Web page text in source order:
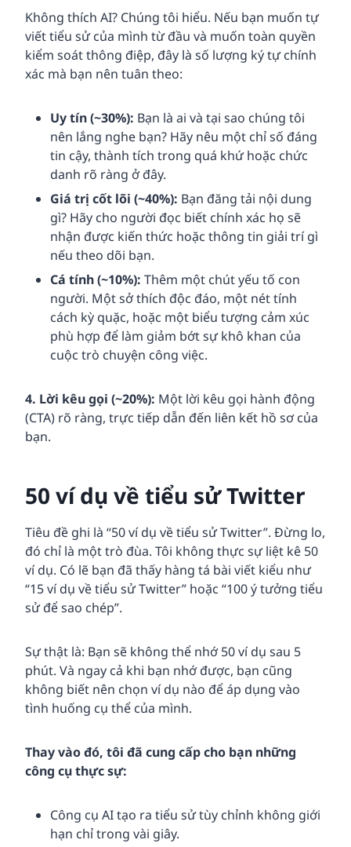
Không thích AI? Chúng tôi hiểu. Nếu bạn muốn tự
viết tiểu sử của mình từ đầu và muốn toàn quyền
kiểm soát thông điệp, đây là số lượng ký tự chính
xác mà bạn nên tuân theo:
Uy tín (~30%): Bạn là ai và tại sao chúng tôi
nên lắng nghe bạn? Hãy nêu một chỉ số đáng
tin cậy, thành tích trong quá khứ hoặc chức
danh rõ ràng ở đây.
Giá trị cốt lõi (~40%): Bạn đăng tải nội dung
gì? Hãy cho người đọc biết chính xác họ sẽ
nhận được kiến thức hoặc thông tin giải trí gì
nếu theo dõi bạn.
Cá tính (~10%): Thêm một chút yếu tố con
người. Một sở thích độc đáo, một nét tính
cách kỳ quặc, hoặc một biểu tượng cảm xúc
phù hợp để làm giảm bớt sự khô khan của
cuộc trò chuyện công việc.
4. Lời kêu gọi (~20%): Một lời kêu gọi hành động
(CTA) rõ ràng, trực tiếp dẫn đến liên kết hồ sơ của
bạn.
50 ví dụ về tiểu sử Twitter
Tiêu đề ghi là “50 ví dụ về tiểu sử Twitter”. Đừng lo,
đó chỉ là một trò đùa. Tôi không thực sự liệt kê 50
ví dụ. Có lẽ bạn đã thấy hàng tá bài viết kiểu như
“15 ví dụ về tiểu sử Twitter” hoặc “100 ý tưởng tiểu
sử để sao chép”.
Sự thật là: Bạn sẽ không thể nhớ 50 ví dụ sau 5
phút. Và ngay cả khi bạn nhớ được, bạn cũng
không biết nên chọn ví dụ nào để áp dụng vào
tình huống cụ thể của mình.
Thay vào đó, tôi đã cung cấp cho bạn những
công cụ thực sự:
Công cụ AI tạo ra tiểu sử tùy chỉnh không giới
hạn chỉ trong vài giây.